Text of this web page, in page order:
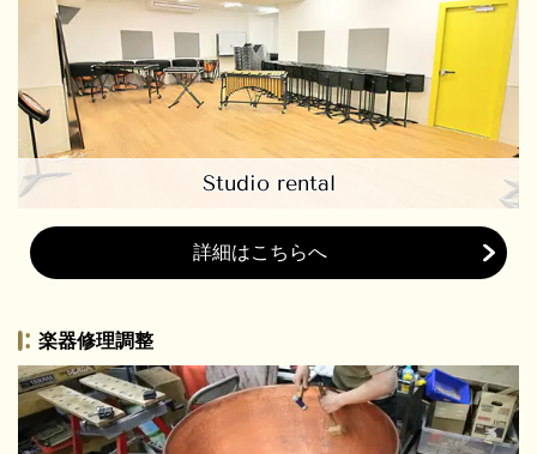
Studio rental
詳細はこちらへ
楽器修理調整